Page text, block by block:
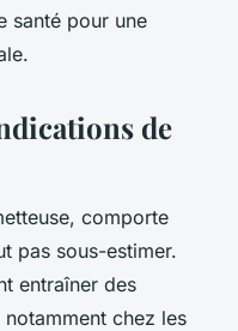
santé pour une
de
comporte
pas sous-estimer.
entraîner des
chez les